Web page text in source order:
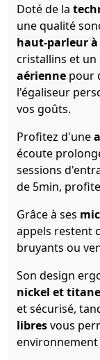
Doté de la
une qualité
haut-parleur
cristallins et un
aérienne pour
l'égaliseur
vos goûts.
Profitez d'une
écoute
sessions
de 5min,
Grâce à ses
appels restent
bruyants ou
Son design
nickel et titane
et sécurisé,
libresvous